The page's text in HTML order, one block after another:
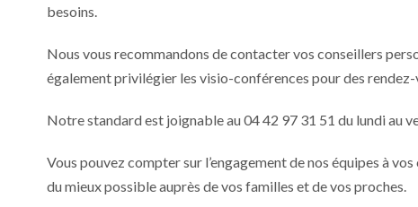
besoins.
Nous vous recommandons de contacter vos conseillers
également privilégier les visio-conférences pour des rendez-
Notre standard est joignable au 04 42 97 31 51 du lundi au
Vous pouvez compter sur l’engagement de nos équipes à
du mieux possible auprès de vos familles et de vos proches.